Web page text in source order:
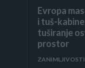
Evropa
i tuš-
tuširanje
prostor
ZANIMLJIVOSTI